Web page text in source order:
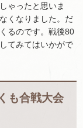
ゃったと思いま
くなりました。だ
るのです。戦後80
てみてはいかがで
も合戦大会